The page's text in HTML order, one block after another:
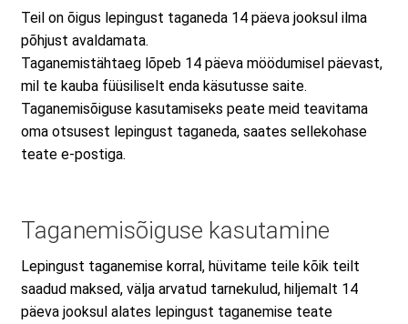
Tooted
Teil on õigus lepingust taganeda 14 päeva jooksul ilma
põhjust avaldamata.
Taganemistähtaeg lõpeb 14 päeva möödumisel päevast,
mil te kauba füüsiliselt enda käsutusse saite.
Taganemisõiguse kasutamiseks peate meid teavitama
oma otsusest lepingust taganeda, saates sellekohase
teate e-postiga.
Taganemisõiguse kasutamine
Lepingust taganemise korral, hüvitame teile kõik teilt
saadud maksed, välja arvatud tarnekulud, hiljemalt 14
päeva jooksul alates lepingust taganemise teate